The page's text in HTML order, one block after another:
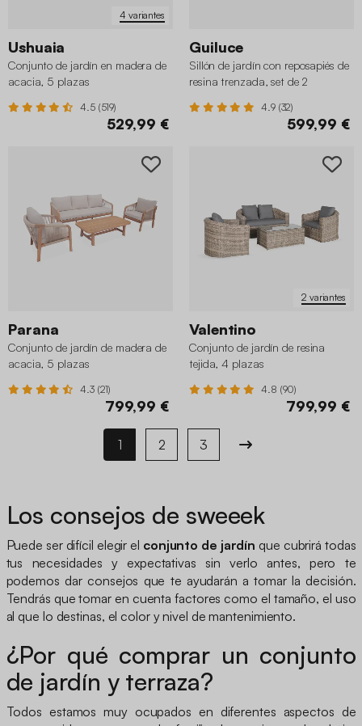
4 variantes
Ushuaia
Conjunto de jardín en madera de
acacia, 5 plazas
4.5 (519)
529,99 €
Guiluce
Sillón de jardín con reposapiés de
resina trenzada, set de 2
4.9 (32)
599,99 €
Parana
Conjunto de jardín de madera de
acacia, 5 plazas
4.3 (21)
799,99 €
2 variantes
Valentino
Conjunto de jardín de resina
tejida, 4 plazas
4.8 (90)
799,99 €
1 2 3
Los consejos de sweeek
Puede ser difícil elegir el conjunto de jardín que cubrirá todas
tus necesidades y expectativas sin verlo antes, pero te
podemos dar consejos que te ayudarán a tomar la decisión.
Tendrás que tomar en cuenta factores como el tamaño, el uso
al que lo destinas, el color y nivel de mantenimiento.
¿Por qué comprar un conjunto
de jardín y terraza?
Todos estamos muy ocupados en diferentes aspectos de